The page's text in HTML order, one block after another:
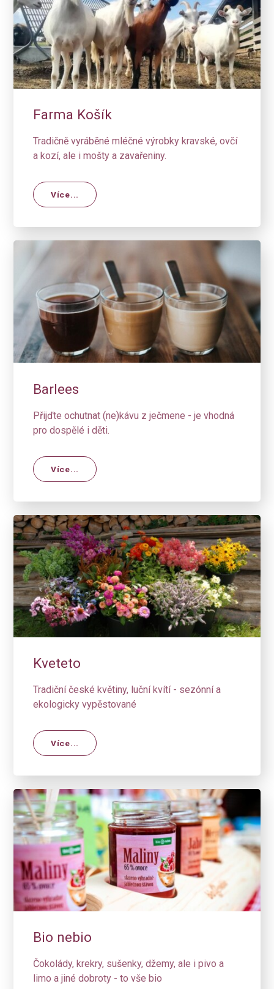
Farma Košík
Tradičně vyráběné mléčné výrobky kravské, ovčí
a kozí, ale i mošty a zavařeniny.
Více...
Barlees
Přijďte ochutnat (ne)kávu z ječmene - je vhodná
pro dospělé i děti.
Více...
Kveteto
Tradiční české květiny, luční kvítí - sezónní a
ekologicky vypěstované
Více...
Bio nebio
Čokolády, krekry, sušenky, džemy, ale i pivo a
limo a jiné dobroty - to vše bio